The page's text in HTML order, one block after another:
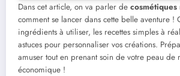
Dans cet article, on va parler de
comment se lancer dans cette belle aventure !
ingrédients à utiliser, les recettes simples à
astuces pour personnaliser vos créations.
amuser tout en prenant soin de votre peau de
économique !